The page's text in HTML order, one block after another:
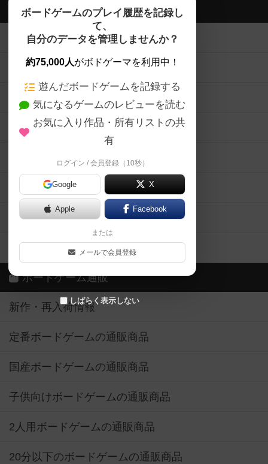
ボードゲームのプレイ履歴を記録し
て、
自分のデータを管理しませんか？
約75,000人がボドゲーマを利用中！
遊んだボードゲームを記録する
気になるゲームのレビューを読む
お気に入り作品・所有リストの共
有
ログイン / 会員登録（10秒）
Google X
Apple Facebook
または
メールで会員登録
しばらく表示しない
ボドゲーマTOP
ボードゲームを検索する
ボードゲームの新着レビュー
ボードゲーム会情報
メカニクス特集
掲示板・トピックス
ボドとも・会員一覧
ボードゲーム業界コラム
ボドゲーマご利用案内
ボードゲーム通販
新作・再入荷情報
定番ボードゲームの通販商品
国産ボードゲームの通販商品
子供向けボードゲームの通販商品
2人用ボードゲームの通販商品
20分以下のボードゲームの通販商品